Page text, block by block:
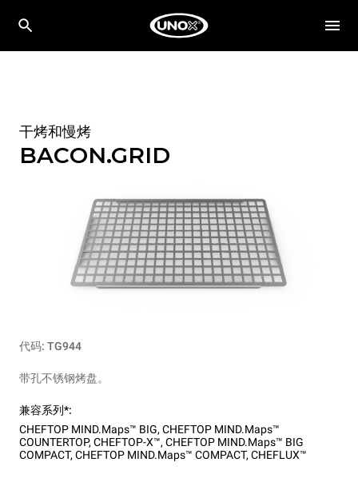
干烤和慢烤
BACON.GRID
代码: TG944
带孔不锈钢烤盘。
兼容系列*:
CHEFTOP MIND.Maps™ BIG, CHEFTOP MIND.Maps™
COUNTERTOP, CHEFTOP-X™, CHEFTOP MIND.Maps™ BIG
COMPACT, CHEFTOP MIND.Maps™ COMPACT, CHEFLUX™